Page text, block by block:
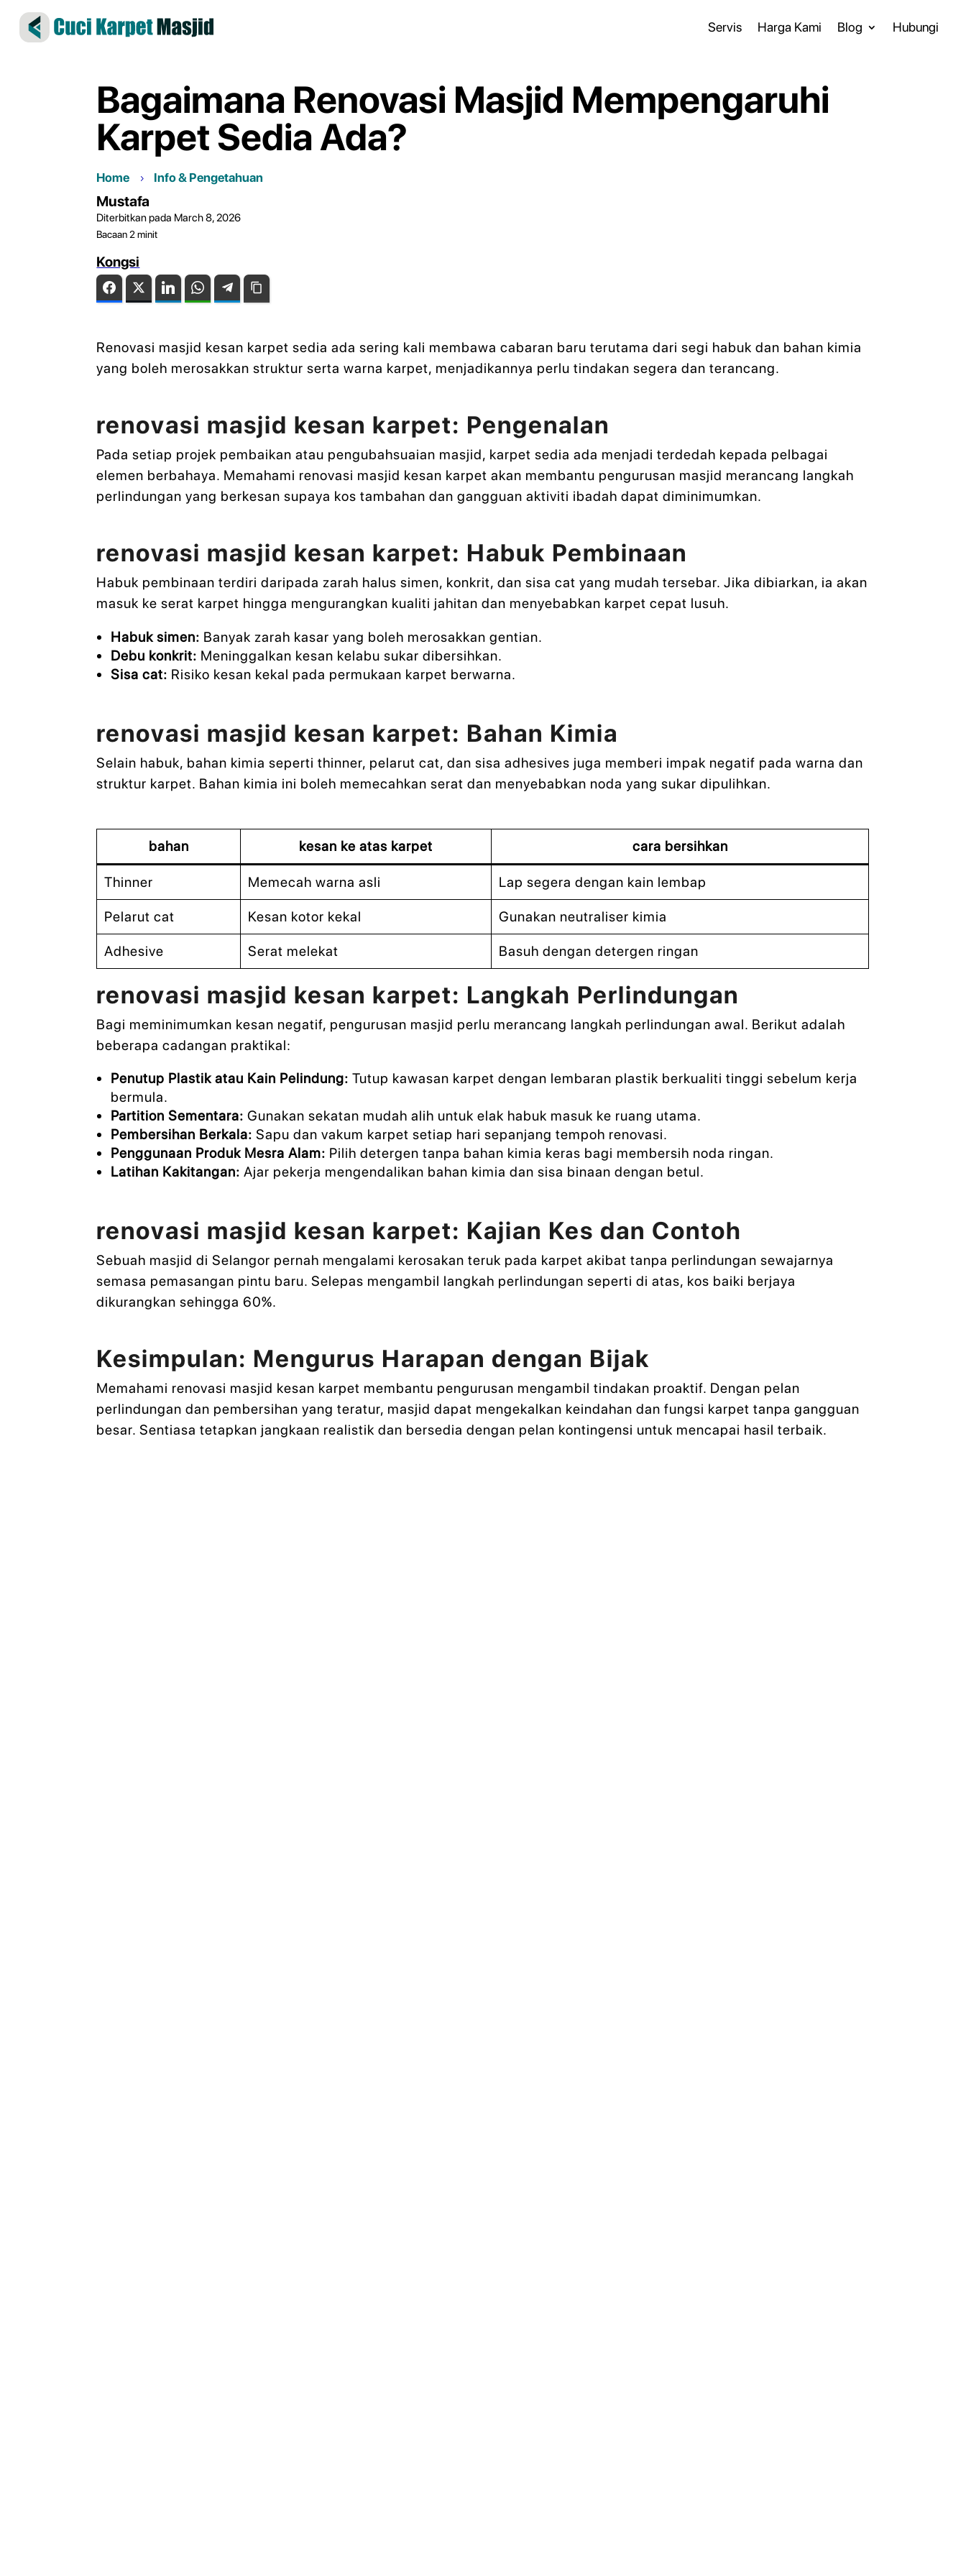
Servis Harga Kami Blog Hubungi
Bagaimana Renovasi Masjid Mempengaruhi
Karpet Sedia Ada?
Home Info & Pengetahuan
Mustafa
Diterbitkan pada March 8, 2026
Bacaan 2 minit
Kongsi
FacebookTwitter LinkedIn WhatsAppTelegram
Renovasi masjid kesan karpet sedia ada sering kali membawa cabaran baru terutama dari segi habuk dan bahan kimia
yang boleh merosakkan struktur serta warna karpet, menjadikannya perlu tindakan segera dan terancang.
renovasi masjid kesan karpet: Pengenalan
Pada setiap projek pembaikan atau pengubahsuaian masjid, karpet sedia ada menjadi terdedah kepada pelbagai
elemen berbahaya. Memahami renovasi masjid kesan karpet akan membantu pengurusan masjid merancang langkah
perlindungan yang berkesan supaya kos tambahan dan gangguan aktiviti ibadah dapat diminimumkan.
renovasi masjid kesan karpet: Habuk Pembinaan
Habuk pembinaan terdiri daripada zarah halus simen, konkrit, dan sisa cat yang mudah tersebar. Jika dibiarkan, ia akan
masuk ke serat karpet hingga mengurangkan kualiti jahitan dan menyebabkan karpet cepat lusuh.
Habuk simen: Banyak zarah kasar yang boleh merosakkan gentian.
Debu konkrit: Meninggalkan kesan kelabu sukar dibersihkan.
Sisa cat: Risiko kesan kekal pada permukaan karpet berwarna.
renovasi masjid kesan karpet: Bahan Kimia
Selain habuk, bahan kimia seperti thinner, pelarut cat, dan sisa adhesives juga memberi impak negatif pada warna dan
struktur karpet. Bahan kimia ini boleh memecahkan serat dan menyebabkan noda yang sukar dipulihkan.
bahan kesan ke atas karpet cara bersihkan
Thinner Memecah warna asli Lap segera dengan kain lembap
Pelarut cat Kesan kotor kekal Gunakan neutraliser kimia
Adhesive Serat melekat Basuh dengan detergen ringan
renovasi masjid kesan karpet: Langkah Perlindungan
Bagi meminimumkan kesan negatif, pengurusan masjid perlu merancang langkah perlindungan awal. Berikut adalah
beberapa cadangan praktikal:
Penutup Plastik atau Kain Pelindung: Tutup kawasan karpet dengan lembaran plastik berkualiti tinggi sebelum kerja
bermula.
Partition Sementara: Gunakan sekatan mudah alih untuk elak habuk masuk ke ruang utama.
Pembersihan Berkala: Sapu dan vakum karpet setiap hari sepanjang tempoh renovasi.
Penggunaan Produk Mesra Alam: Pilih detergen tanpa bahan kimia keras bagi membersih noda ringan.
Latihan Kakitangan: Ajar pekerja mengendalikan bahan kimia dan sisa binaan dengan betul.
renovasi masjid kesan karpet: Kajian Kes dan Contoh
Sebuah masjid di Selangor pernah mengalami kerosakan teruk pada karpet akibat tanpa perlindungan sewajarnya
semasa pemasangan pintu baru. Selepas mengambil langkah perlindungan seperti di atas, kos baiki berjaya
dikurangkan sehingga 60%.
Kesimpulan: Mengurus Harapan dengan Bijak
Memahami renovasi masjid kesan karpet membantu pengurusan mengambil tindakan proaktif. Dengan pelan
perlindungan dan pembersihan yang teratur, masjid dapat mengekalkan keindahan dan fungsi karpet tanpa gangguan
besar. Sentiasa tetapkan jangkaan realistik dan bersedia dengan pelan kontingensi untuk mencapai hasil terbaik.